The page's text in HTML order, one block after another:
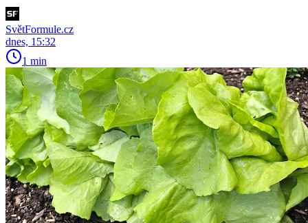
SvětFormule.cz
dnes, 15:32
1 min